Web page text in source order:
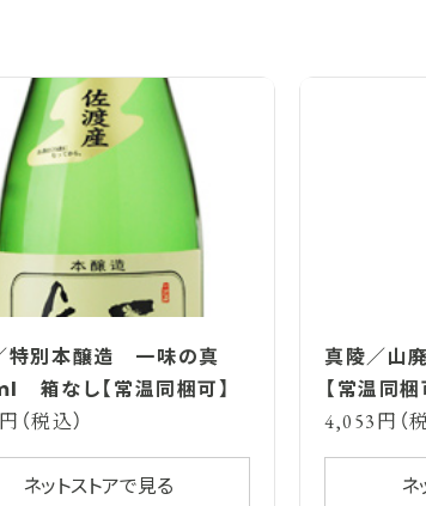
特別本醸造 一味の真
箱なし【常温同梱可】
（税込）
ネットストアで見る
真陵／山
【常温同梱
4,053円（
ネ